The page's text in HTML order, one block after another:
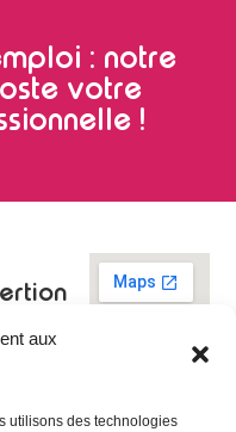
aux
utilisons des technologies
: notre
votre
!
73 03 78